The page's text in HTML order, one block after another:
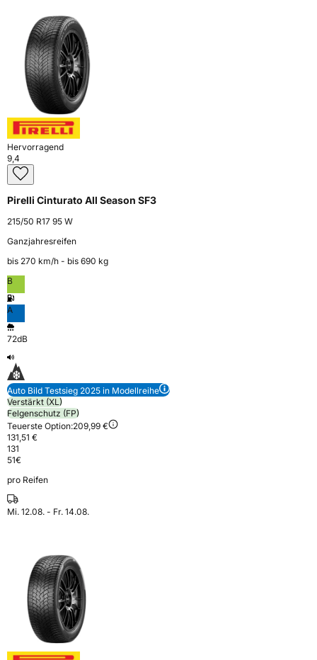
Hervorragend
9,4
Pirelli Cinturato All Season SF3
215/50 R17 95 W
Ganzjahresreifen
bis 270 km⁠/⁠h - bis 690 kg
B
A
72dB
Auto Bild Testsieg 2025 in Modellreihe
Verstärkt (XL)
Felgenschutz (FP)
Teuerste Option:209,99 €
131,51 €
131
51€
pro Reifen
Mi. 12.08. - Fr. 14.08.